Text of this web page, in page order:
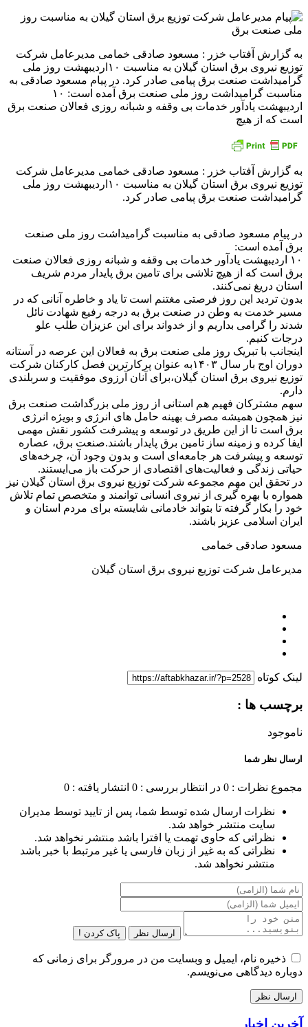
به گزارش آفتاب خزر : مسعود صادقی خمامی مدیرعامل شرکت
توزیع نیروی برق استان گیلان به مناسبت ۱۰اردیبهشت روز ملی
گرامیداشت صنعت برق پیامی صادر کرد. در پیام مسعود صادقی به
مناسبت گرامیداشت روز ملی صنعت برق آمده است: ۱۰
اردیبهشت یادآور خدمات بی وقفه و شبانه روزی فعالان صنعت برق
است که از هیچ
به گزارش آفتاب خزر : مسعود صادقی خمامی مدیرعامل شرکت
توزیع نیروی برق استان گیلان به مناسبت ۱۰اردیبهشت روز ملی
گرامیداشت صنعت برق پیامی صادر کرد.
در پیام مسعود صادقی به مناسبت گرامیداشت روز ملی صنعت
برق آمده است:
۱۰ اردیبهشت یادآور خدمات بی وقفه و شبانه روزی فعالان صنعت
برق است که از هیچ تلاشی برای تامین برق پایدار مردم شریف
استان دریغ نمی‌کنند.
بدون تردید این روز فرصتی مغتنم است تا یاد و خاطره آنانی که در
مسیر خدمت به وطن در صنعت برق به درجه رفیع شهادت نائل
شدند را گرامی بداریم و از خدواند برای این عزیزان طلب علو
درجات کنیم.
اینجانب با تبریک روز ملی صنعت برق به فعالان این عرصه در آستانه
دوران اوج بار سال ۱۴۰۳به عنوان پرکارترین فصل کارکنان شرکت
توزیع نیروی برق استان گیلان،برای آنان آرزوی موفقیت و سربلندی
دارم.
سهم مشترکان فهیم هم استانی از روز ملی بزرگداشت صنعت برق
نیز همچون همیشه مصرف بهینه حامل های انرژی و بویژه انرژی
برق است تا از این طریق در توسعه و پیشرفت کشور نقش مهمی
ایفا کرده و زمینه ساز تامین برق پایدار باشند.صنعت برق، عصاره
توسعه و پیشرفت هر جامعه‌ای است و بدون وجود آن، چرخه‌های
حیاتی زندگی و فعالیت‌های اقتصادی از حرکت باز می‌ایستند.
در تحقق این مهم مجموعه شرکت توزیع نیروی برق استان گیلان نیز
همواره با بهره گیری از نیروی انسانی توانمند و متخصص تمام تلاش
خود را بکار گرفته تا بتواند خادمانی شایسته برای مردم استان و
ایران اسلامی عزیز باشند.
مسعود صادقی خمامی
مدیرعامل شرکت توزیع نیروی برق استان گیلان
لینک کوتاه
برچسب ها :
ناموجود
ارسال نظر شما
مجموع نظرات : 0 در انتظار بررسی : 0 انتشار یافته : 0
نظرات ارسال شده توسط شما، پس از تایید توسط مدیران
سایت منتشر خواهد شد.
نظراتی که حاوی تهمت یا افترا باشد منتشر نخواهد شد.
نظراتی که به غیر از زبان فارسی یا غیر مرتبط با خبر باشد
منتشر نخواهد شد.
ارسال نظر پاک کردن !
ذخیره نام، ایمیل و وبسایت من در مرورگر برای زمانی که
دوباره دیدگاهی می‌نویسم.
آخرین اخبار